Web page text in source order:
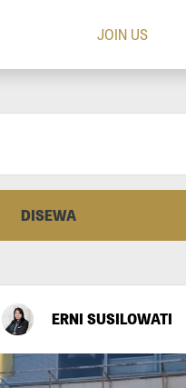
JOIN US
DISEWA
ERNI SUSILOWATI